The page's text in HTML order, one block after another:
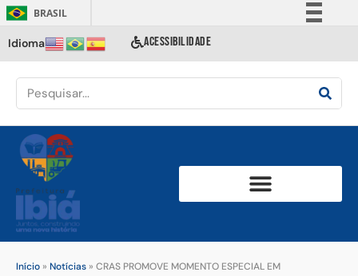
BRASIL
Comunica BR
Acesso à informação
Idioma ACESSIBILIDADE
Início » Notícias » CRAS PROMOVE MOMENTO ESPECIAL EM